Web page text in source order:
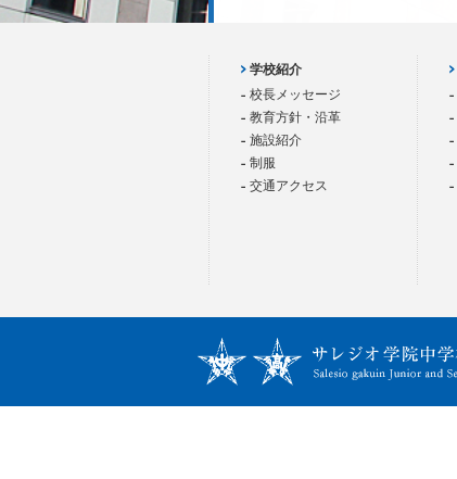
学校紹介
校長メッセージ
教育方針・沿革
施設紹介
制服
交通アクセス